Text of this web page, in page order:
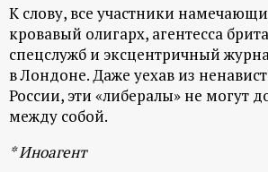
й
п
о
р
К слову, все участники
кровавый олигарх, агентесса
спецслужб и эксцентричный
в Лондоне. Даже уехав из
России, эти «либералы» не могут
между собой.
* Иноагент